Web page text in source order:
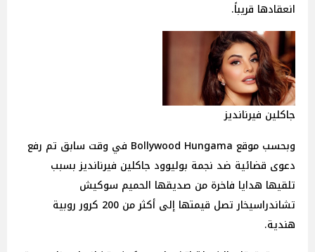
انعقادها قريباً.
جاكلين فيرنانديز
وبحسب موقع Bollywood Hungama في وقت سابق تم رفع
دعوى قضائية ضد نجمة بوليوود جاكلين فيرنانديز بسبب
تلقيها هدايا فاخرة من صديقها الحميم سوكيش
تشاندراسيخار تصل قيمتها إلى أكثر من 200 كرور روبية
هندية.